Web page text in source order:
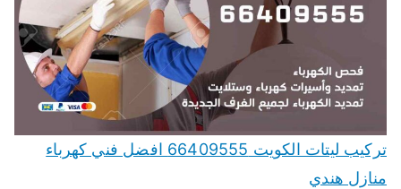
تركيب ليتات الكويت 66409555 افضل فني كهرباء
منازل هندي